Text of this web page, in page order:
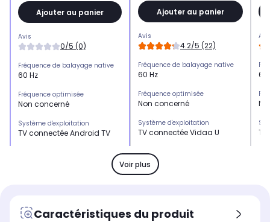
Ajouter au panier
Avis
0/5 (0)
Fréquence de balayage native
60 Hz
Fréquence optimisée
Non concerné
Système d'exploitation
TV connectée Android TV
Position du pied
Ajouter au panier
Avis
4.2/5 (22)
Fréquence de balayage native
60 Hz
Fréquence optimisée
Non concerné
Système d'exploitation
TV connectée Vidaa U
USB
x1
Position du pied
Pied ajustable
60
Voir plus
Caractéristiques du produit